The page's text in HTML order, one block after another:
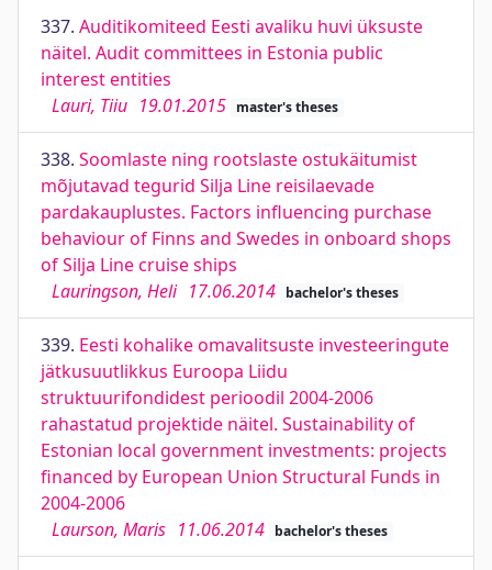
337. Auditikomiteed Eesti avaliku huvi üksuste
näitel. Audit committees in Estonia public
interest entities
Lauri, Tiiu 19.01.2015 master's theses
338. Soomlaste ning rootslaste ostukäitumist
mõjutavad tegurid Silja Line reisilaevade
pardakauplustes. Factors influencing purchase
behaviour of Finns and Swedes in onboard shops
of Silja Line cruise ships
Lauringson, Heli 17.06.2014 bachelor's theses
339. Eesti kohalike omavalitsuste investeeringute
jätkusuutlikkus Euroopa Liidu
struktuurifondidest perioodil 2004-2006
rahastatud projektide näitel. Sustainability of
Estonian local government investments: projects
financed by European Union Structural Funds in
2004-2006
Laurson, Maris 11.06.2014 bachelor's theses